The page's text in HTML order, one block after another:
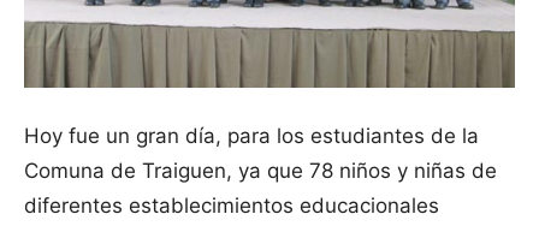
Hoy fue un gran día, para los estudiantes de la
Comuna de Traiguen, ya que 78 niños y niñas de
diferentes establecimientos educacionales